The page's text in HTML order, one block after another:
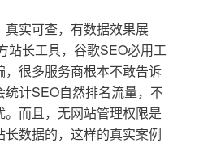
实可查，有数据效果展
站长工具，谷歌SEO必用工
很多服务商根本不敢告诉
计SEO自然排名流量，不
而且，无网站管理权限是
数据的，这样的真实案例